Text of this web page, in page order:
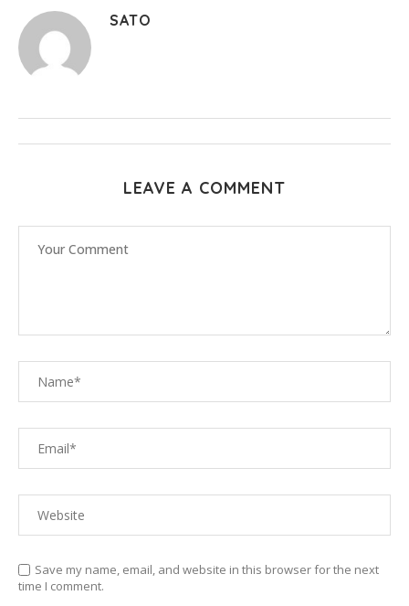
SATO
LEAVE A COMMENT
Save my name, email, and website in this browser for the next
time I comment.